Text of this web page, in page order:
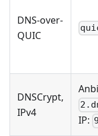
DNS-over-
QUIC
DNSCrypt,
IPv4
IP: